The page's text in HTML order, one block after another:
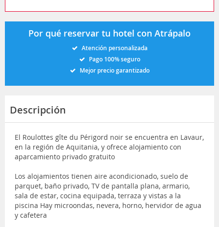
Por qué reservar tu hotel con Atrápalo
Atención personalizada
Pago 100% seguro
Mejor precio garantizado
Descripción
El Roulottes gîte du Périgord noir se encuentra en Lavaur,
en la región de Aquitania, y ofrece alojamiento con
aparcamiento privado gratuito
Los alojamientos tienen aire acondicionado, suelo de
parquet, baño privado, TV de pantalla plana, armario,
sala de estar, cocina equipada, terraza y vistas a la
piscina Hay microondas, nevera, horno, hervidor de agua
y cafetera